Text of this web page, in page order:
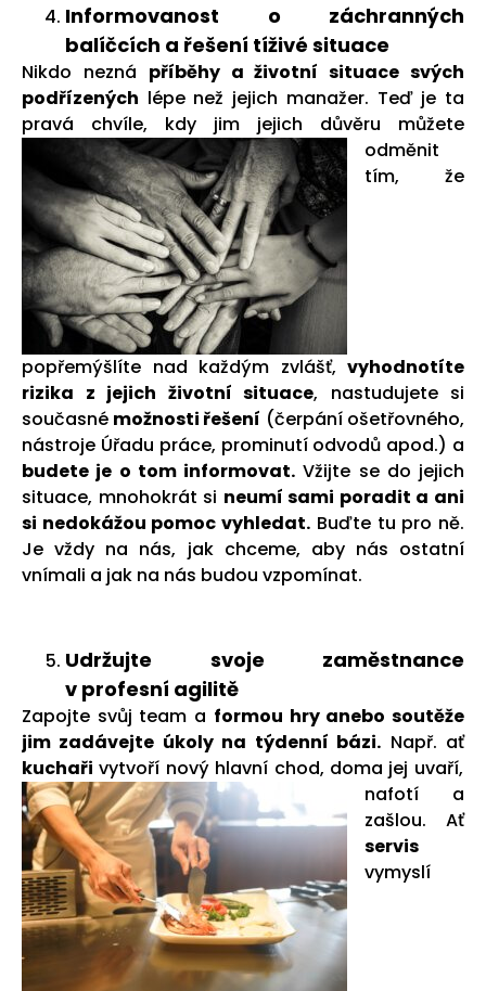
Informovanost o záchranných
balíčcích a řešení tíživé situace
Nikdo nezná příběhy a životní situace svých
podřízených lépe než jejich manažer. Teď je ta
pravá chvíle, kdy jim jejich důvěru můžete
odměnit
tím, že
popřemýšlíte nad každým zvlášť, vyhodnotíte
rizika z jejich životní situace, nastudujete si
současné možnosti řešení (čerpání ošetřovného,
nástroje Úřadu práce, prominutí odvodů apod.) a
budete je o tom informovat. Vžijte se do jejich
situace, mnohokrát si neumí sami poradit a ani
si nedokážou pomoc vyhledat. Buďte tu pro ně.
Je vždy na nás, jak chceme, aby nás ostatní
vnímali a jak na nás budou vzpomínat.
Udržujte svoje zaměstnance
v profesní agilitě
Zapojte svůj team a formou hry anebo soutěže
jim zadávejte úkoly na týdenní bázi. Např. ať
kuchaři vytvoří nový hlavní chod, doma jej uvaří,
nafotí a
zašlou. Ať
servis
vymyslí